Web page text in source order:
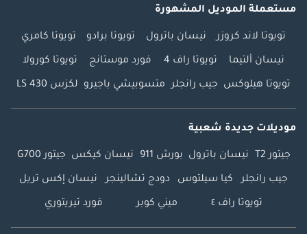
مستعملة الموديل المشهورة
تويوتا لاند كروزر نيسان باترول تويوتا برادو تويوتا كامري
نيسان ألتيما تويوتا راف 4 فورد موستانج تويوتا كورولا
تويوتا هيلوكس جيب رانجلر متسوبيشي باجيرو لكزس LS 430
موديلات جديدة شعبية
جيتور T2 نيسان باترول بورش 911 نيسان كيكس جيتور G700
جيب رانجلر كيا سيلتوس دودج تشالينجر نيسان إكس تريل
تويوتا راف ٤ ميني كوبر فورد تيريتوري